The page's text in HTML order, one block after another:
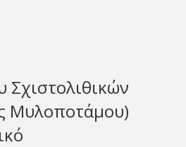
Σχιστολιθικών
Μυλοποτάμου)